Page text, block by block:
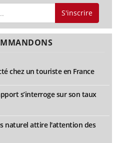
S'inscrire
chez un touriste en France
s’interroge sur son taux
naturel attire l'attention des